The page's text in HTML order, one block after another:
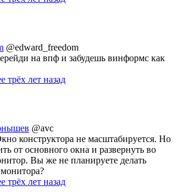
@edward_freedom
на впф и забудешь винформс как
трёх лет назад
@avc
конструктора не масштабируется. Но
от основного окна и развернуть во
Вы же не планируете делать
трёх лет назад